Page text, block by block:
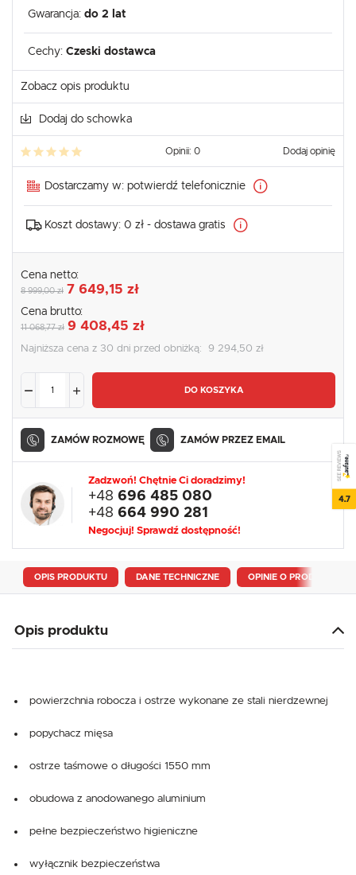
Gwarancja: do 2 lat
Cechy: Czeski dostawca
Zobacz opis produktu
Dodaj do schowka
Opinii: 0 Dodaj opinię
Dostarczamy w: potwierdź telefonicznie
Koszt dostawy: 0 zł - dostawa gratis
Cena netto:
8 999,00 zł 7 649,15 zł
Cena brutto:
11 068,77 zł 9 408,45 zł
Najniższa cena z 30 dni przed obniżką: 9 294,50 zł
DO KOSZYKA
ZAMÓW ROZMOWĘ ZAMÓW PRZEZ EMAIL
Zadzwoń! Chętnie Ci doradzimy!
+48 696 485 080
+48 664 990 281
Negocjuj! Sprawdź dostępność!
OPIS PRODUKTU DANE TECHNICZNE OPINIE O PRODUKCIE
Opis produktu
powierzchnia robocza i ostrze wykonane ze stali nierdzewnej
popychacz mięsa
ostrze taśmowe o długości 1550 mm
obudowa z anodowanego aluminium
pełne bezpieczeństwo higieniczne
wyłącznik bezpieczeństwa
SEE REVIEWS
4.7